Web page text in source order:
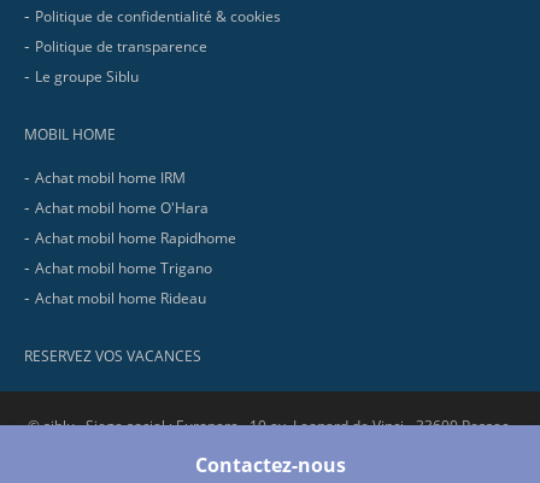
Contactez-nous
Politique de confidentialité & cookies
Politique de transparence
Le groupe Siblu
MOBIL HOME
Achat mobil home IRM
Achat mobil home O'Hara
Achat mobil home Rapidhome
Achat mobil home Trigano
Achat mobil home Rideau
RESERVEZ VOS VACANCES
© siblu . Siege social : Europarc - 10 av. Leonard de Vinci - 33600 Pessac.
No.